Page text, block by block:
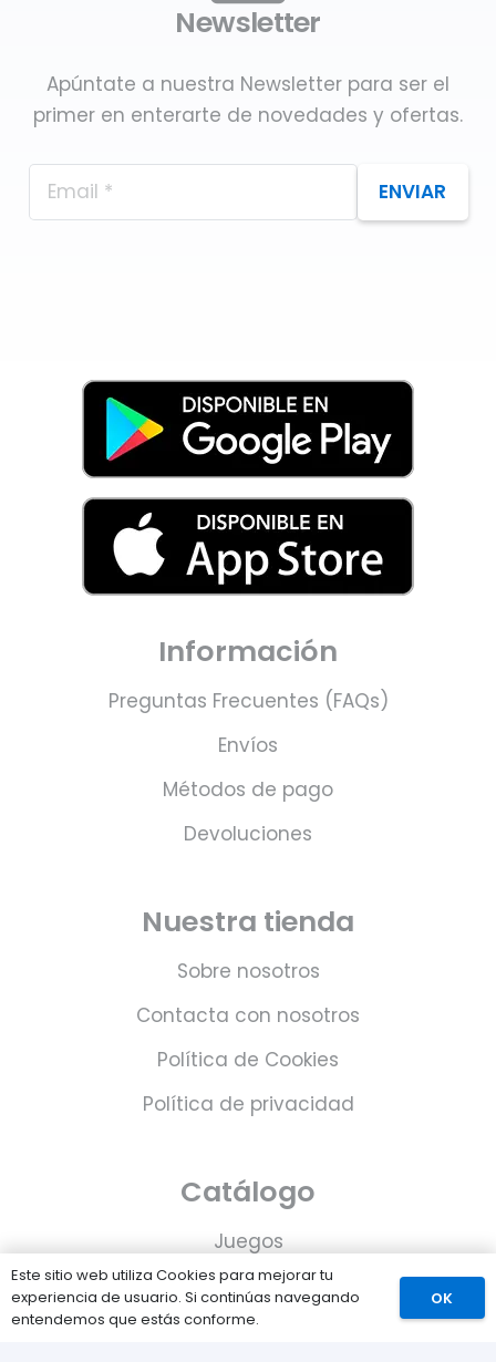
Newsletter
Apúntate a nuestra Newsletter para ser el
primer en enterarte de novedades y ofertas.
ENVIAR
Información
Preguntas Frecuentes (FAQs)
Envíos
Métodos de pago
Devoluciones
Nuestra tienda
Sobre nosotros
Contacta con nosotros
Política de Cookies
Política de privacidad
Catálogo
Juegos
Consolas
Accesorios para tu PS5
Este sitio web utiliza Cookies para mejorar tu
experiencia de usuario. Si continúas navegando
entendemos que estás conforme.
OK